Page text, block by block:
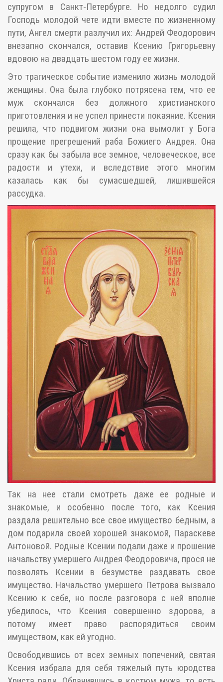
супругом в Санкт-Петербурге. Но недолго судил
Господь молодой чете идти вместе по жизненному
пути, Ангел смерти разлучил их: Андрей Феодорович
внезапно скончался, оставив Ксению Григорьевну
вдовою на двадцать шестом году ее жизни.
Это трагическое событие изменило жизнь молодой
женщины. Она была глубоко потрясена тем, что ее
муж скончался без должного христианского
приготовления и не успел принести покаяние. Ксения
решила, что подвигом жизни она вымолит у Бога
прощение прегрешений раба Божиего Андрея. Она
сразу как бы забыла все земное, человеческое, все
радости и утехи, и вследствие этого многим
казалась как бы сумасшедшей, лишившейся
рассудка.
Так на нее стали смотреть даже ее родные и
знакомые, и особенно после того, как Ксения
раздала решительно все свое имущество бедным, а
дом подарила своей хорошей знакомой, Параскеве
Антоновой. Родные Ксении подали даже и прошение
начальству умершего Андрея Феодоровича, прося не
позволять Ксении в безумстве раздавать свое
имущество. Начальство умершего Петрова вызвало
Ксению к себе, но после разговора с ней вполне
убедилось, что Ксения совершенно здорова, а
потому имеет право распорядиться своим
имуществом, как ей угодно.
Освободившись от всех земных попечений, святая
Ксения избрала для себя тяжелый путь юродства